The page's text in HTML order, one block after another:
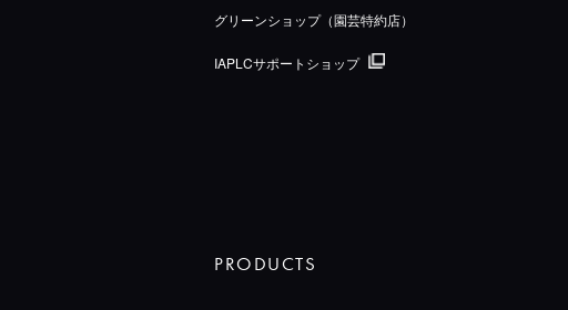
グリーンショップ（園芸特約店）
IAPLCサポートショップ
PRODUCTS